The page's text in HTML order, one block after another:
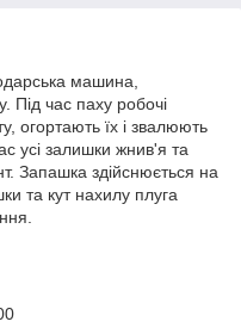
машина,
Під час паху робочі
огортають їх і звалюють
усі залишки жнив'я та
Запашка здійснюється на
та кут нахилу плуга